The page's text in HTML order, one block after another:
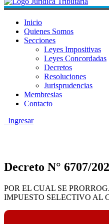
Inicio
Quienes Somos
Secciones
Leyes Impositivas
Leyes Concordadas
Decretos
Resoluciones
Jurisprudencias
Membresias
Contacto
Ingresar
Decreto N° 6707/
POR EL CUAL SE
IMPUESTO SELECTIVO AL